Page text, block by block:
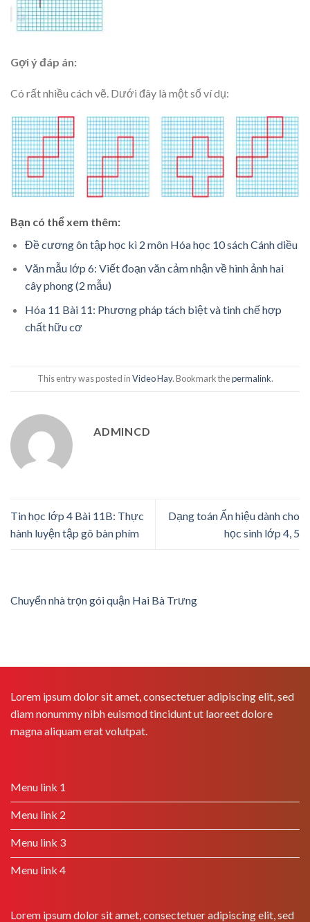
Gợi ý đáp án:
Có rất nhiều cách vẽ. Dưới đây là một số ví dụ:
Bạn có thể xem thêm:
Đề cương ôn tập học kì 2 môn Hóa học 10 sách Cánh diều
Văn mẫu lớp 6: Viết đoạn văn cảm nhận về hình ảnh hai
cây phong (2 mẫu)
Hóa 11 Bài 11: Phương pháp tách biệt và tinh chế hợp
chất hữu cơ
This entry was posted inVideo Hay. Bookmark thepermalink.
ADMINCD
Tin học lớp 4 Bài 11B: Thực
hành luyện tập gõ bàn phím
Dạng toán Ẩn hiệu dành cho
học sinh lớp 4, 5
Chuyển nhà trọn gói quận Hai Bà Trưng
Lorem ipsum dolor sit amet, consectetuer adipiscing elit, sed
diam nonummy nibh euismod tincidunt ut laoreet dolore
magna aliquam erat volutpat.
Menu link 1
Menu link 2
Menu link 3
Menu link 4
Lorem ipsum dolor sit amet, consectetuer adipiscing elit, sed